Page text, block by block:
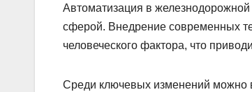
Автоматизация в
сферой. Внедрение современных
человеческого фактора, что
Среди ключевых изменений можно